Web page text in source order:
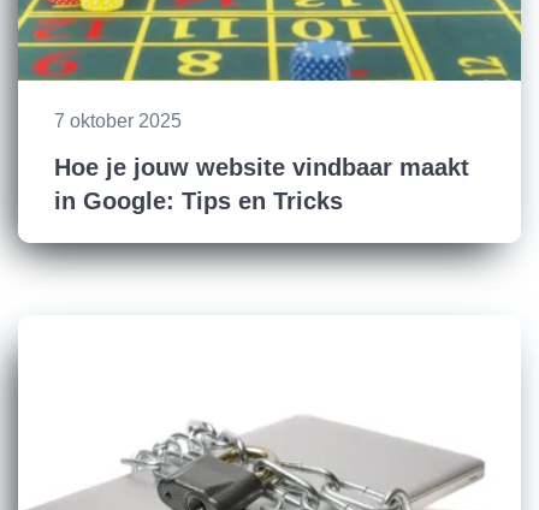
7 oktober 2025
Hoe je jouw website vindbaar maakt
in Google: Tips en Tricks